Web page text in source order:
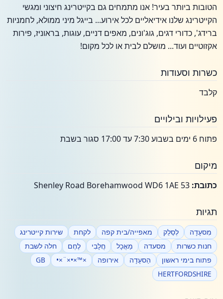
הטובות ביותר בעיר! אנו מתמחים גם בקייטרינג חיצוני ומגשי
הקייטרינג שלנו אידיאליים לכל אירוע... בייגל מיני ממולא, לחמניות
ברידג', כדורי דגים, גוג'ונים, מאפים דניים, עוגות, בראוניז, פירות
אקזוטיים ועוד... מושלם לבית או לכל מקום!
כשרות וסעודות
קלבד
פעילויות ובילויים
פתוח 6 ימים בשבוע 7:30 עד 17:00 סגור בשבת
מיקום
כתובת:
תגיות
מִסעָדָה לְסַלֵק מאפייה/בית קפה לקחת
שירות קייטרינג
חנות כשרות
מסעדה מַאֲכָל חֲלָבִי לֶחֶם
חלה לשבת
פתוח בימי ראשון
הַסעָדָה אירופה ×™×•×¨×•
GB
HERTFORDSHIRE